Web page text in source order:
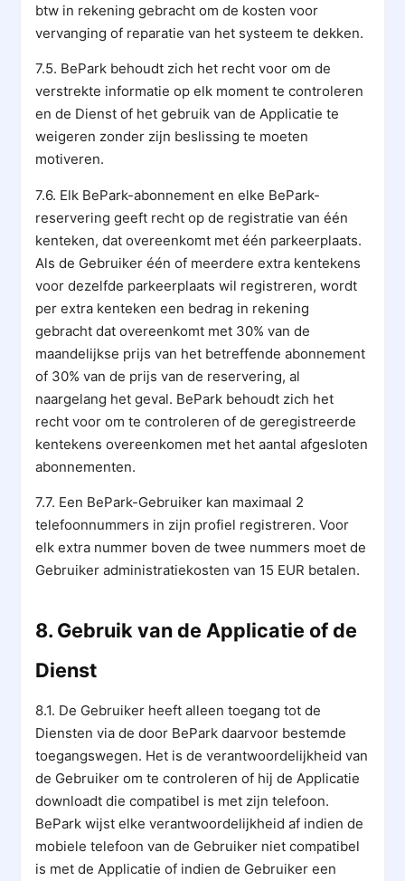
btw in rekening gebracht om de kosten voor
vervanging of reparatie van het systeem te dekken.
7.5. BePark behoudt zich het recht voor om de
verstrekte informatie op elk moment te controleren
en de Dienst of het gebruik van de Applicatie te
weigeren zonder zijn beslissing te moeten
motiveren.
7.6. Elk BePark-abonnement en elke BePark-
reservering geeft recht op de registratie van één
kenteken, dat overeenkomt met één parkeerplaats.
Als de Gebruiker één of meerdere extra kentekens
voor dezelfde parkeerplaats wil registreren, wordt
per extra kenteken een bedrag in rekening
gebracht dat overeenkomt met 30% van de
maandelijkse prijs van het betreffende abonnement
of 30% van de prijs van de reservering, al
naargelang het geval. BePark behoudt zich het
recht voor om te controleren of de geregistreerde
kentekens overeenkomen met het aantal afgesloten
abonnementen.
7.7. Een BePark-Gebruiker kan maximaal 2
telefoonnummers in zijn profiel registreren. Voor
elk extra nummer boven de twee nummers moet de
Gebruiker administratiekosten van 15 EUR betalen.
8. Gebruik van de Applicatie of de
Dienst
8.1. De Gebruiker heeft alleen toegang tot de
Diensten via de door BePark daarvoor bestemde
toegangswegen. Het is de verantwoordelijkheid van
de Gebruiker om te controleren of hij de Applicatie
downloadt die compatibel is met zijn telefoon.
BePark wijst elke verantwoordelijkheid af indien de
mobiele telefoon van de Gebruiker niet compatibel
is met de Applicatie of indien de Gebruiker een